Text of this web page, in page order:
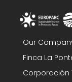
Our
Finca La
Corporación